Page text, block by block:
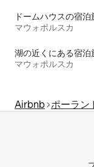
ドームハウスの宿泊
マウォポルスカ
湖の近くにある宿泊
マウォポルスカ
Airbnb ポーラン